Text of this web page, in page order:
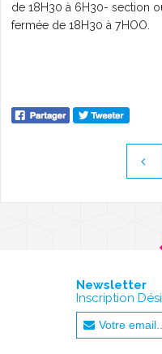
de 18H30 à 6H30- section
fermée de 18H30 à 7HOO.
Newsletter
Inscription